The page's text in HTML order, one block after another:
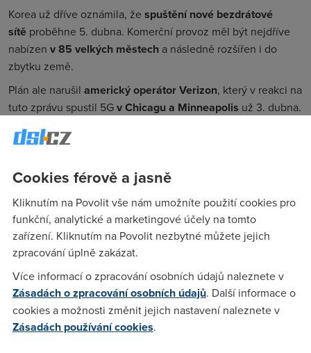
Korea už dříve oznámila, že spuštění nové bezdrátové
sítě proběhne 5. dubna. Komerční provoz měl být nejdříve
nabízen v 85 velkých městech a následně rozšířen i do
zbytku země.
Plán ale narušil americký operátor Verizon, který v reakci na
tuto zprávu spustil 5Gv Chicagu a Minneapolis už 3. dubna.
datum.
Závod o prvenství
Je jasné, že Verizon narychlo změnil spuštění své sítě proto,
aby předstihl Jižní Koreu. I Jihokorejci ale nakonec svůj
harmonogram změnili a podle agentury Reuters jejich
operátoři zpřístupnili internet 5G internet ještě
Verizonem
Operátoři očekávají velký
zájem
Cookies férově a jasně
Kliknutím na Povolit vše nám umožníte použití cookies pro
funkční, analytické a marketingové účely na tomto
zařízení. Kliknutím na Povolit nezbytné můžete jejich
zpracování úplně zakázat.
Více informací o zpracování osobních údajů naleznete v
Zásadách o zpracování osobních údajů. Další informace o
cookies a možnosti změnit jejich nastavení naleznete v
Zásadách používání cookies.